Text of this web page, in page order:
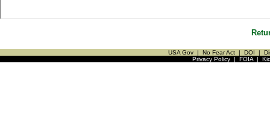
USA Gov | No Fear Act | DOI |
Privacy Policy| FOIA|